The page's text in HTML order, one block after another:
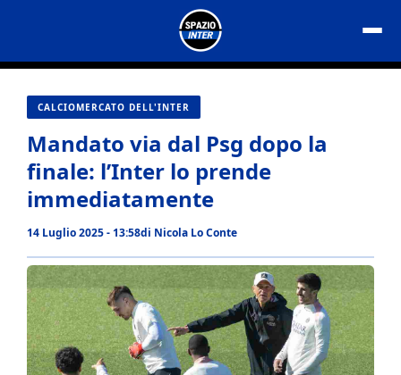
contenuto
CALCIOMERCATO DELL'INTER
Mandato via dal Psg dopo la
finale: l’Inter lo prende
immediatamente
14 Luglio 2025 - 13:58di Nicola Lo Conte